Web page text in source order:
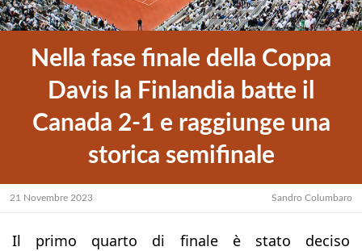
Nella fase finale della Coppa
Davis la Finlandia batte il
Canada 2-1 e raggiunge una
storica semifinale
21 Novembre 2023 Sandro Columbaro
Il primo quarto di finale è stato deciso